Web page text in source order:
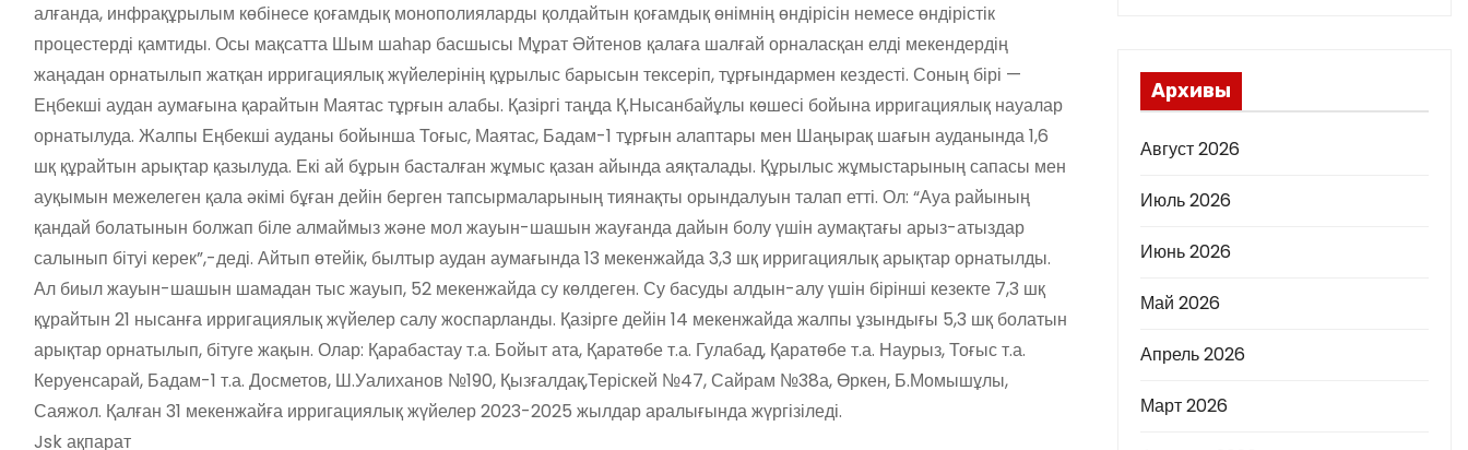
алғанда, инфрақұрылым көбінесе қоғамдық монополияларды қолдайтын қоғамдық өнімнің өндірісін немесе өндірістік
процестерді қамтиды. Осы мақсатта Шым шаһар басшысы Мұрат Әйтенов қалаға шалғай орналасқан елді мекендердің
жаңадан орнатылып жатқан ирригациялық жүйелерінің құрылыс барысын тексеріп, тұрғындармен кездесті. Соның бірі —
Еңбекші аудан аумағына қарайтын Маятас тұрғын алабы. Қазіргі таңда Қ.Нысанбайұлы көшесі бойына ирригациялық науалар
орнатылуда. Жалпы Еңбекші ауданы бойынша Тоғыс, Маятас, Бадам-1 тұрғын алаптары мен Шаңырақ шағын ауданында 1,6
шқ құрайтын арықтар қазылуда. Екі ай бұрын басталған жұмыс қазан айында аяқталады. Құрылыс жұмыстарының сапасы мен
ауқымын межелеген қала әкімі бұған дейін берген тапсырмаларының тиянақты орындалуын талап етті. Ол: “Ауа райының
қандай болатынын болжап біле алмаймыз және мол жауын-шашын жауғанда дайын болу үшін аумақтағы арыз-атыздар
салынып бітуі керек”,-деді. Айтып өтейік, былтыр аудан аумағында 13 мекенжайда 3,3 шқ ирригациялық арықтар орнатылды.
Ал биыл жауын-шашын шамадан тыс жауып, 52 мекенжайда су көлдеген. Су басуды алдын-алу үшін бірінші кезекте 7,3 шқ
құрайтын 21 нысанға ирригациялық жүйелер салу жоспарланды. Қазірге дейін 14 мекенжайда жалпы ұзындығы 5,3 шқ болатын
арықтар орнатылып, бітуге жақын. Олар: Қарабастау т.а. Бойыт ата, Қаратөбе т.а. Гулабад, Қаратөбе т.а. Наурыз, Тоғыс т.а.
Керуенсарай, Бадам-1 т.а. Досметов, Ш.Уалиханов №190, Қызғалдақ,Теріскей №47, Сайрам №38а, Өркен, Б.Момышұлы,
Саяжол. Қалған 31 мекенжайға ирригациялық жүйелер 2023-2025 жылдар аралығында жүргізіледі.
Jsk ақпарат
Архивы
Август 2026
Июль 2026
Июнь 2026
Май 2026
Апрель 2026
Март 2026